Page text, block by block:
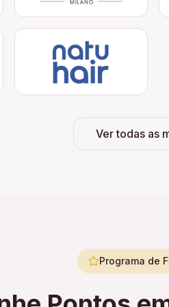
Ver todas as
Programa de